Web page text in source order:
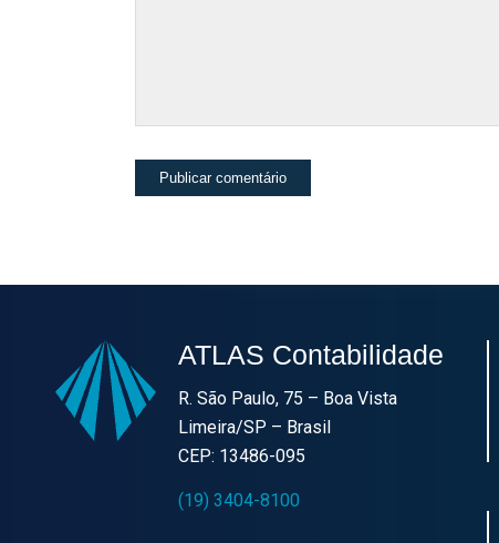
ATLAS Contabilidade
R. São Paulo, 75 – Boa Vista
Limeira/SP – Brasil
CEP: 13486-095
(19) 3404-8100